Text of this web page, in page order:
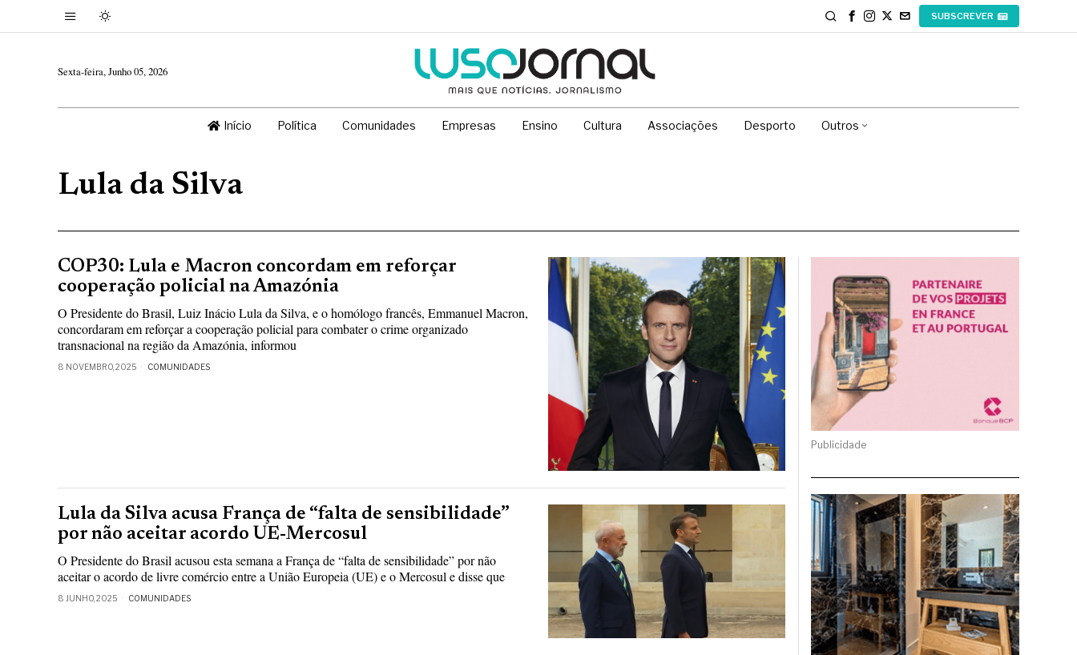
SUBSCREVER
Sexta-feira, Junho 05, 2026
Início Política Comunidades Empresas Ensino Cultura Associações Desporto Outros
Lula da Silva
COP30: Lula e Macron concordam em reforçar
cooperação policial na Amazónia
O Presidente do Brasil, Luiz Inácio Lula da Silva, e o homólogo francês, Emmanuel Macron,
concordaram em reforçar a cooperação policial para combater o crime organizado
transnacional na região da Amazónia, informou
8 NOVEMBRO, 2025 COMUNIDADES
Lula da Silva acusa França de “falta de sensibilidade”
por não aceitar acordo UE-Mercosul
O Presidente do Brasil acusou esta semana a França de “falta de sensibilidade” por não
aceitar o acordo de livre comércio entre a União Europeia (UE) e o Mercosul e disse que
8 JUNHO, 2025 COMUNIDADES
Publicidade